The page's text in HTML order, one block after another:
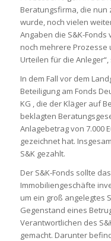
Beratungsfirma, die
wurde, noch vielen
Angaben die S&K-
noch mehrere Prozesse
Urteilen für die
In dem Fall vor dem
Beteiligung am Fonds
KG , die der Kläger auf
beklagten
Anlagebetrag von 7.000
gezeichnet hat.
S&K gezahlt.
Der S&K-Fonds sollte
Immobiliengeschäfte
um ein groß angelegtes
Gegenstand eines
Verantwortlichen des
gemacht. Darunter